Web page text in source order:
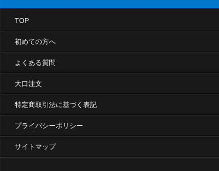
TOP
初めての方へ
よくある質問
大口注文
特定商取引法に基づく表記
プライバシーポリシー
サイトマップ